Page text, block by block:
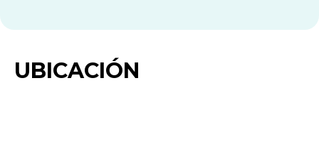
UBICACIÓN